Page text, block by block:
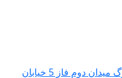
شیراز شهرک صنعتی بزرگ میدان دوم فاز 5 خیابان